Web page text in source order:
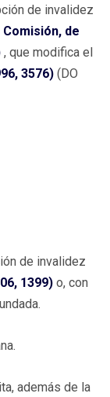
de invalidez
Comisión, de
, que modifica el
3576) (DO
de invalidez
1399) o, con
además de la